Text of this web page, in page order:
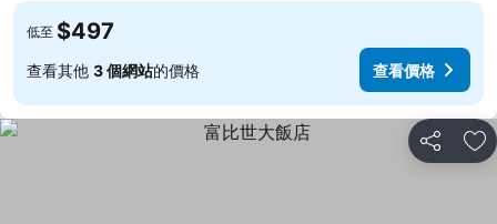
低至 $497
查看其他 3 個網站的價格 查看價格
分享 加